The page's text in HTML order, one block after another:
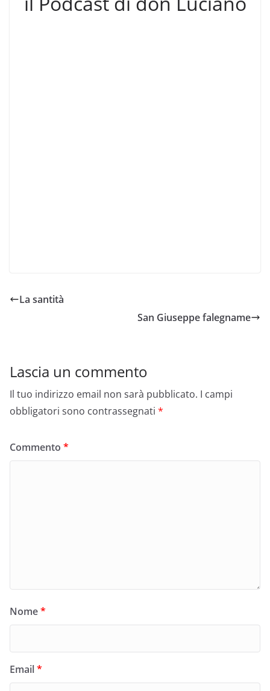
La santità
San Giuseppe falegname
Lascia un commento
Il tuo indirizzo email non sarà pubblicato. I campi
obbligatori sono contrassegnati *
Commento *
Nome*
Email*